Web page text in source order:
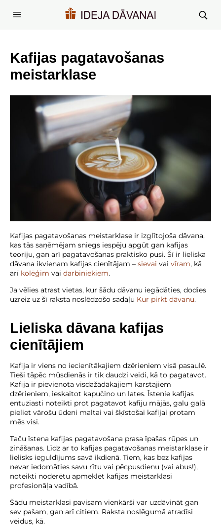
Kafijas pagatavošanas
meistarklase
Kafijas pagatavošanas meistarklase ir izglītojoša dāvana,
kas tās saņēmējam sniegs iespēju apgūt gan kafijas
teoriju, gan arī pagatavošanas praktisko pusi. Šī ir lieliska
dāvana ikvienam kafijas cienītājam – sievai vai vīram, kā
arī kolēģim vai darbiniekiem.
Ja vēlies atrast vietas, kur šādu dāvanu iegādāties, dodies
uzreiz uz šī raksta noslēdzošo sadaļu Kur pirkt dāvanu.
Lieliska dāvana kafijas
cienītājiem
Kafija ir viens no iecienītākajiem dzērieniem visā pasaulē.
Tieši tāpēc mūsdienās ir tik daudzi veidi, kā to pagatavot.
Kafija ir pievienota visdažādākajiem karstajiem
dzērieniem, ieskaitot kapučino un lates. Īstenie kafijas
entuziasti noteikti prot pagatavot kafiju mājās, galu galā
pieliet vārošu ūdeni maltai vai šķīstošai kafijai protam
mēs visi.
Taču īstena kafijas pagatavošana prasa īpašas rūpes un
zināšanas. Līdz ar to kafijas pagatavošanas meistarklase ir
lielisks ieguldījums savā ikdienā. Tiem, kas bez kafijas
nevar iedomāties savu rītu vai pēcpusdienu (vai abus!),
noteikti noderētu apmeklēt kafijas meistarklasi
profesionāļa vadībā.
Šādu meistarklasi pavisam vienkārši var uzdāvināt gan
sev pašam, gan arī citiem. Raksta noslēgumā atradīsi
veidus, kā.